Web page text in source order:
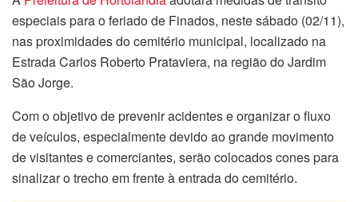
especiais para o feriado de Finados, neste sábado (02/11),
nas proximidades do cemitério municipal, localizado na
Estrada Carlos Roberto Prataviera, na região do Jardim
São Jorge.
Com o objetivo de prevenir acidentes e organizar o fluxo
de veículos, especialmente devido ao grande movimento
de visitantes e comerciantes, serão colocados cones para
sinalizar o trecho em frente à entrada do cemitério.